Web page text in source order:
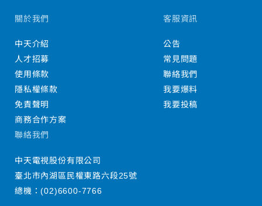
關於我們
中天介紹
人才招募
使用條款
隱私權條款
免責聲明
商務合作方案
客服資訊
公告
常見問題
聯絡我們
我要爆料
我要投稿
聯絡我們
中天電視股份有限公司
臺北市內湖區民權東路六段25號
總機：(02)6600-7766